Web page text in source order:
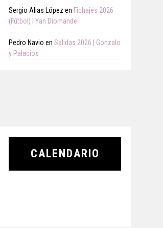
Sergio Alias López en Fichajes 2026
(Fútbol) | Yan Diomande
Pedro Navio en Salidas 2026 | Gonzalo
y Palacios
CALENDARIO